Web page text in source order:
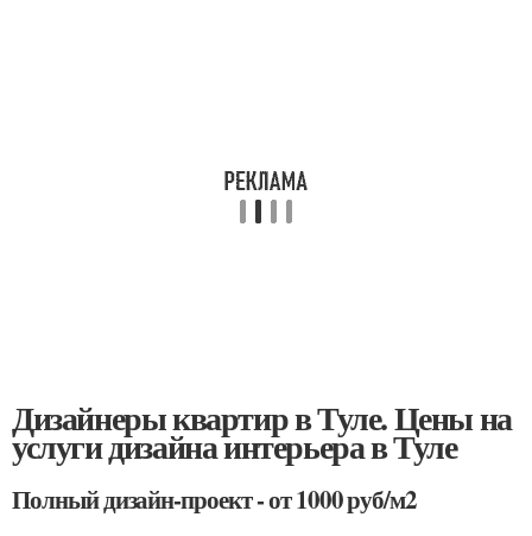
Дизайнеры квартир в Туле. Цены на
услуги дизайна интерьера в Туле
Полный дизайн-проект - от 1000 руб/м2